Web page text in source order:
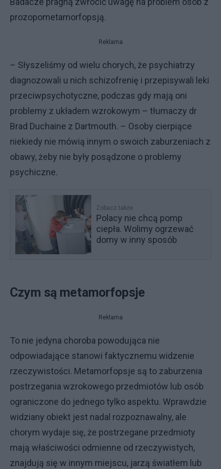
prozopometamorfopsją.
Reklama
– Słyszeliśmy od wielu chorych, że psychiatrzy
diagnozowali u nich schizofrenię i przepisywali leki
przeciwpsychotyczne, podczas gdy mają oni
problemy z układem wzrokowym – tłumaczy dr
Brad Duchaine z Dartmouth. – Osoby cierpiące
niekiedy nie mówią innym o swoich zaburzeniach z
obawy, żeby nie były posądzone o problemy
psychiczne.
Zobacz także
Polacy nie chcą pomp
ciepła. Wolimy ogrzewać
domy w inny sposób
Czym są metamorfopsje
Reklama
To nie jedyna choroba powodująca nie
odpowiadające stanowi faktycznemu widzenie
rzeczywistości. Metamorfopsje są to zaburzenia
postrzegania wzrokowego przedmiotów lub osób
ograniczone do jednego tylko aspektu. Wprawdzie
widziany obiekt jest nadal rozpoznawalny, ale
chorym wydaje się, że postrzegane przedmioty
mają właściwości odmienne od rzeczywistych,
znajdują się w innym miejscu, jarzą światłem lub